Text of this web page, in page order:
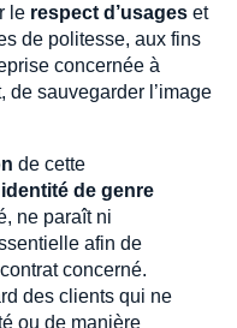
le respect d’usages et
de politesse, aux fins
concernée à
de sauvegarder l’image
de cette
identité de genre
ne paraît ni
afin de
concerné.
des clients qui ne
ou de manière